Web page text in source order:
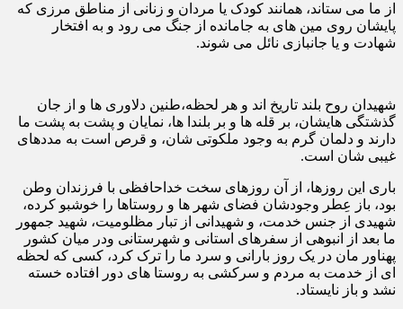
از ما می ستاند، همانند کودک یا مردان و زنانی از مناطق مرزی که
پایشان روی مین های به جامانده از جنگ می رود و به افتخار
شهادت و یا جانبازی نائل می شوند.
شهیدان روح بلند تاریخ اند و هر لحظه،طنین دلاوری ها و از جان
گذشتگی هایشان، بر قله ها و بر بلندا ها، نمایان و پشت به پشت ما
دارند و دلمان گرم به وجود ملکوتی شان، و قرص است به مددهای
غیبی شان است.
باری این روزها، از آن روزهای سخت خداحافظی با فرزندان وطن
بود، باز عِطر وجودشان فضای شهر ها و روستاها را خوشبو کرده،
شهیدی از جنس خدمت، و شهیدانی از تبار مظلومیت، شهید جمهور
ما بعد از انبوهی از سفرهای استانی و شهرستانی ودر میان کشور
پهناور مان در یک روز بارانی و سرد ما را ترک کرد، کسی که لحظه
ای از خدمت به مردم و سرکشی به روستا های دور افتاده خسته
نشد و باز نایستاد.